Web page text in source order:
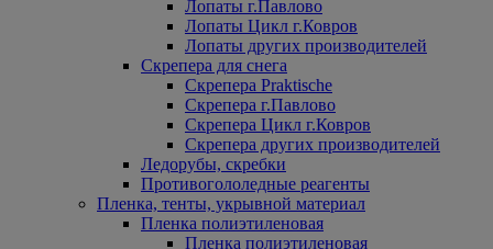
Лопаты г.Павлово
Лопаты Цикл г.Ковров
Лопаты других производителей
Скрепера для снега
Скрепера Praktische
Скрепера г.Павлово
Скрепера Цикл г.Ковров
Скрепера других производителей
Ледорубы, скребки
Противогололедные реагенты
Пленка, тенты, укрывной материал
Пленка полиэтиленовая
Пленка полиэтиленовая